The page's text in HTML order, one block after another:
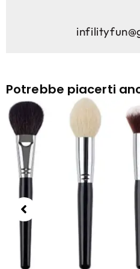
Pennelli per trucco White